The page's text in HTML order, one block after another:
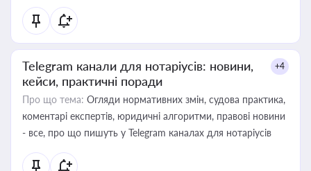
Telegram канали для нотаріусів: новини,
кейси, практичні поради
+4
Про що тема: Огляди нормативних змін, судова практика,
коментарі експертів, юридичні алгоритми, правові новини
- все, про що пишуть у Telegram каналах для нотаріусів